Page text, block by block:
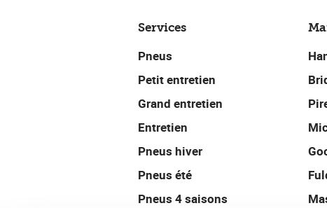
Services
Pneus
Petit entretien
Grand entretien
Entretien
Pneus hiver
Pneus été
Pneus 4 saisons